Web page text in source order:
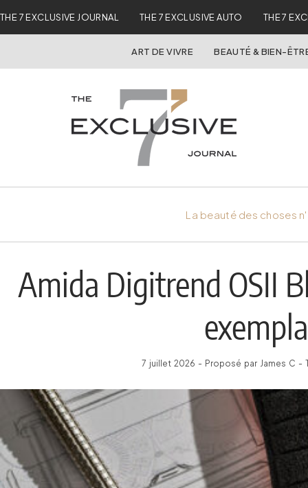
THE 7 EXCLUSIVE JOURNAL THE 7 EXCLUSIVE AUTO THE 7
ART DE VIVRE BEAUTÉ & BIEN-
La beauté des choses
Amida Digitrend OSII
7 juillet 2026 - Proposé par James C -